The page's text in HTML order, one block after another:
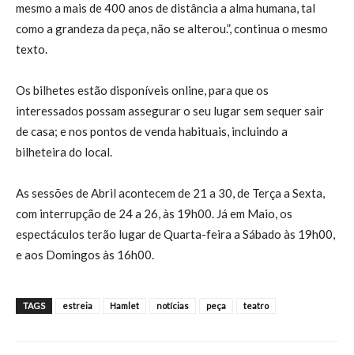
mesmo a mais de 400 anos de distância a alma humana, tal
como a grandeza da peça, não se alterou.”, continua o mesmo
texto.
Os bilhetes estão disponíveis online, para que os
interessados possam assegurar o seu lugar sem sequer sair
de casa; e nos pontos de venda habituais, incluindo a
bilheteira do local.
As sessões de Abril acontecem de 21 a 30, de Terça a Sexta,
com interrupção de 24 a 26, às 19h00. Já em Maio, os
espectáculos terão lugar de Quarta-feira a Sábado às 19h00,
e aos Domingos às 16h00.
TAGS estreia Hamlet notícias peça teatro